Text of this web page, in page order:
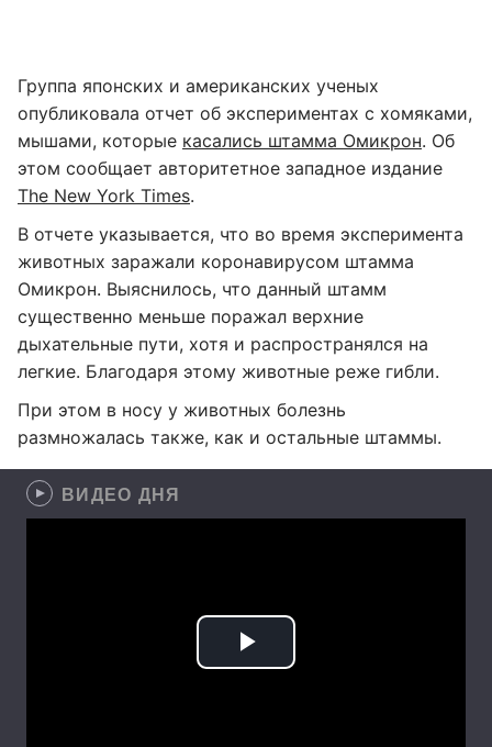
Группа японских и американских ученых
опубликовала отчет об экспериментах с хомяками,
мышами, которые касались штамма Омикрон. Об
этом сообщает авторитетное западное издание
The New York Times.
В отчете указывается, что во время эксперимента
животных заражали коронавирусом штамма
Омикрон. Выяснилось, что данный штамм
существенно меньше поражал верхние
дыхательные пути, хотя и распространялся на
легкие. Благодаря этому животные реже гибли.
При этом в носу у животных болезнь
размножалась также, как и остальные штаммы.
ВИДЕО ДНЯ